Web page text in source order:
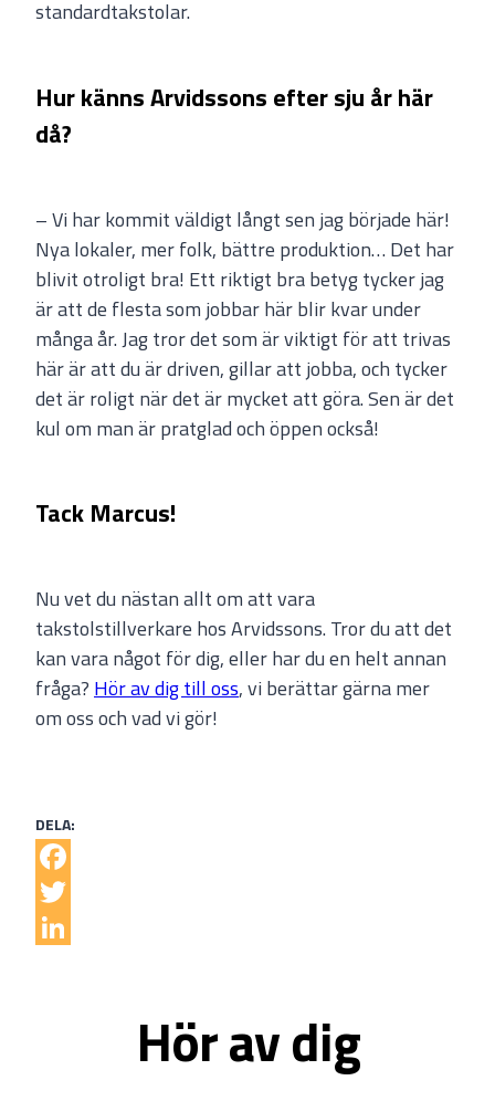
Facebook
Twitter
standardtakstolar.
Hur känns Arvidssons efter sju år här
då?
– Vi har kommit väldigt långt sen jag började här!
Nya lokaler, mer folk, bättre produktion… Det har
blivit otroligt bra! Ett riktigt bra betyg tycker jag
är att de flesta som jobbar här blir kvar under
många år. Jag tror det som är viktigt för att trivas
här är att du är driven, gillar att jobba, och tycker
det är roligt när det är mycket att göra. Sen är det
kul om man är pratglad och öppen också!
Tack Marcus!
Nu vet du nästan allt om att vara
takstolstillverkare hos Arvidssons. Tror du att det
kan vara något för dig, eller har du en helt annan
fråga?Hör av dig till oss, vi berättar gärna mer
om oss och vad vi gör!
Hör av dig